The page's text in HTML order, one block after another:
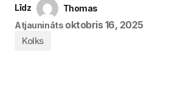
Līdz
Thomas
Atjaunināts oktobris 16, 2025
Kolks